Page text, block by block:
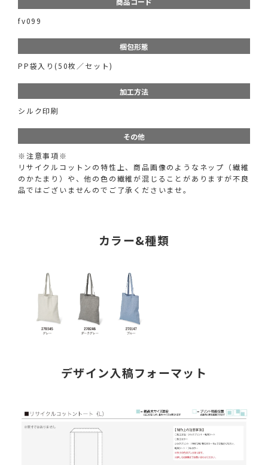
fv099
梱包形態
PP袋入り(50枚／セット)
加工方法
シルク印刷
その他
※注意事項※
リサイクルコットンの特性上、商品画像のようなネップ（繊維
のかたまり）や、他の色の繊維が混じることがありますが不良
品ではございませんのでご了承くださいませ。
カラー&種類
デザイン入稿フォーマット